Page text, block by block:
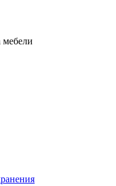
мебели